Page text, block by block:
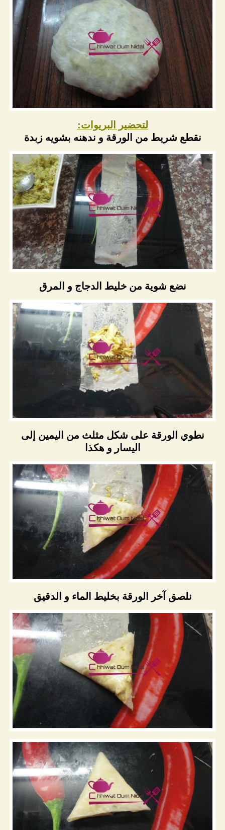
لتحضير البريوات:
نقطع شريط من الورقة و ندهنه بشويه زبدة
نضع شوية من خليط الدجاج و المرق
نطوي الورقة على شكل مثلث من اليمين إلى
اليسار و هكذا
نلصق آخر الورقة بخليط الماء و الدقيق